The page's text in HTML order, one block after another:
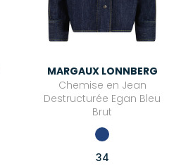
MARGAUX LONNBERG
Chemise en Jean
Destructurée Egan Bleu
Brut
34